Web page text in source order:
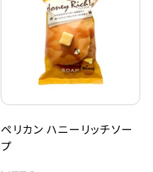
ペリカン ハニーリッチソー
プ